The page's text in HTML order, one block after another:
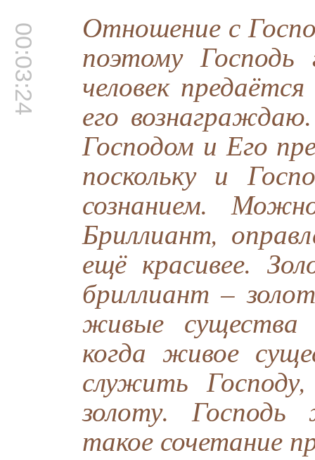
00:03:24 Отношение с
поэтому
человек
его
Господом и Его
поскольку и
сознанием.
Бриллиант,
ещё красивее.
бриллиант –
живые существа
когда живое
служить
золоту.
такое сочетание